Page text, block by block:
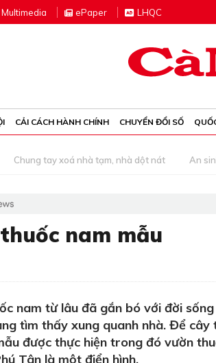
Multimedia ePaper LHQC
CẢI CÁCH HÀNH CHÍNH CHUYỂN ĐỔI SỐ
Chung tay xoá nhà tạm, nhà dột nát An
nam mẫu
nam từ lâu đã gắn bó với đời
tìm thấy xung quanh nhà. Để cây
được thực hiện trong đó vườn
Tân là một điển hình.